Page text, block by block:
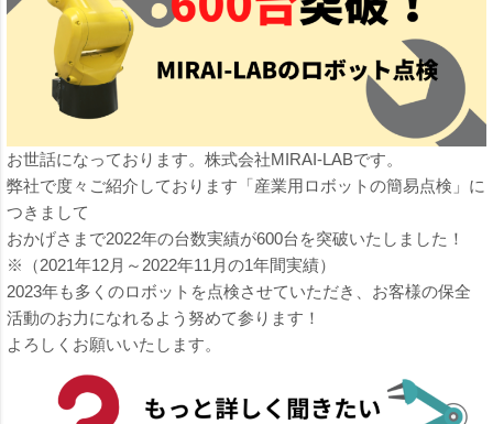
お世話になっております。株式会社MIRAI-LABです。
弊社で度々ご紹介しております「産業用ロボットの簡易点検」に
つきまして
おかげさまで2022年の台数実績が600台を突破いたしました！
※（2021年12月～2022年11月の1年間実績）
2023年も多くのロボットを点検させていただき、お客様の保全
活動のお力になれるよう努めて参ります！
よろしくお願いいたします。